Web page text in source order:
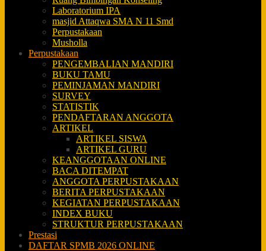
Laboratorium IPA
masjid Attaqwa SMA N 11 Smd
Perpustakaan
Musholla
Perpustakaan
PENGEMBALIAN MANDIRI
BUKU TAMU
PEMINJAMAN MANDIRI
SURVEY
STATISTIK
PENDAFTARAN ANGGOTA
ARTIKEL
ARTIKEL SISWA
ARTIKEL GURU
KEANGGOTAAN ONLINE
BACA DITEMPAT
ANGGOTA PERPUSTAKAAN
BERITA PERPUSTAKAAN
KEGIATAN PERPUSTAKAAN
INDEX BUKU
STRUKTUR PERPUSTAKAAN
Prestasi
DAFTAR SPMB 2026 ONLINE